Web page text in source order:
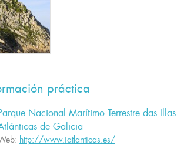
práctica
Nacional Marítimo Terrestre das Illas
de Galicia
http://www.iatlanticas.es/